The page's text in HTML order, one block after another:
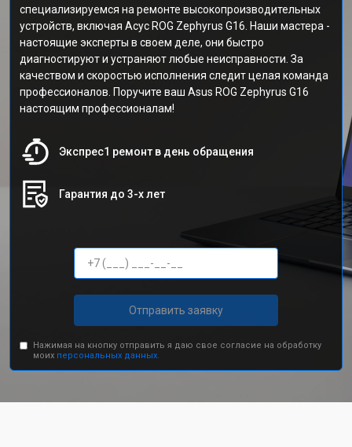
специализируемся на ремонте высокопроизводительных
устройств, включая Асус ROG Zephyrus G16. Наши мастера -
настоящие эксперты в своем деле, они быстро
диагностируют и устраняют любые неисправности. За
качеством и скоростью исполнения следит целая команда
профессионалов. Поручите ваш Asus ROG Zephyrus G16
настоящим профессионалам!
Экспрес1 ремонт в день обращения
Гарантия до 3-х лет
Отправить заявку
Нажимая на кнопку отправить я даю свое согласие на обработку
моих персональных данных.